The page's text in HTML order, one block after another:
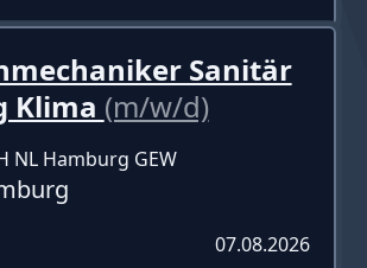
Sanitär
Klima (m/w/d)
NL Hamburg GEW
07.08.2026